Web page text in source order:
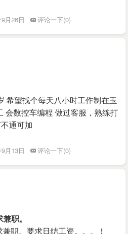
月26日 评论一下(0)
希望找个每天八小时工作制在玉
会数控车编程 做过客服，熟练打
通可加
月13日 评论一下(0)
职。
职。要求日结工资。。。！